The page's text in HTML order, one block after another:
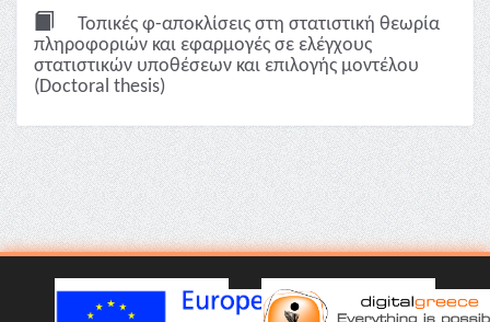
Τοπικές φ-αποκλίσεις στη στατιστική θεωρία
πληροφοριών και εφαρμογές σε ελέγχους
στατιστικών υποθέσεων και επιλογής μοντέλου
(Doctoral thesis)